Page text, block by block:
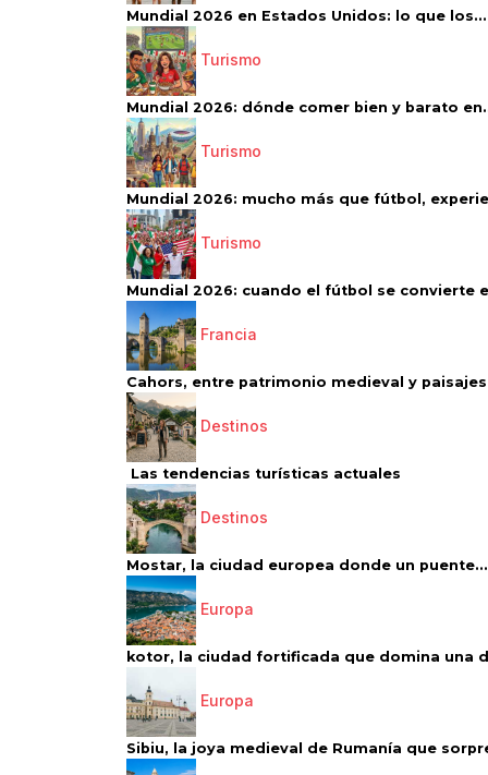
Mundial 2026 en Estados Unidos: lo que los...
Turismo
Mundial 2026: dónde comer bien y barato
Turismo
Mundial 2026: mucho más que fútbol,
Turismo
Mundial 2026: cuando el fútbol se convierte
Francia
Cahors, entre patrimonio medieval y paisajes
Destinos
Las tendencias turísticas actuales
Destinos
Mostar, la ciudad europea donde un puente...
Europa
kotor, la ciudad fortificada que domina una
Europa
Sibiu, la joya medieval de Rumanía que